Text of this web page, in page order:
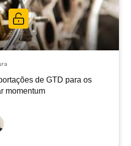
de GTD para os
momentum